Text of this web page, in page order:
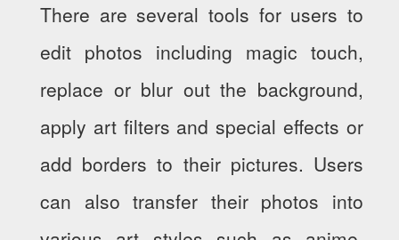
There are several tools for users to
edit photos including magic touch,
replace or blur out the background,
apply art filters and special effects or
add borders to their pictures. Users
can also transfer their photos into